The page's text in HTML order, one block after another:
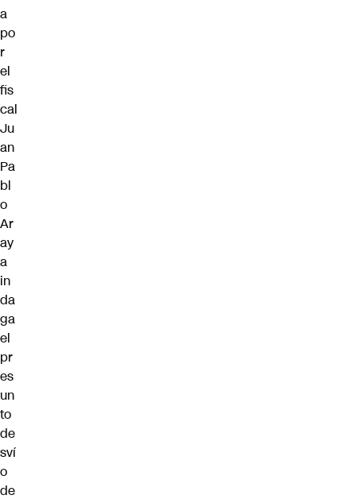
a
po
r
el
fis
cal
Ju
an
Pa
bl
o
Ar
ay
a
in
da
ga
el
pr
es
un
to
de
sví
o
de